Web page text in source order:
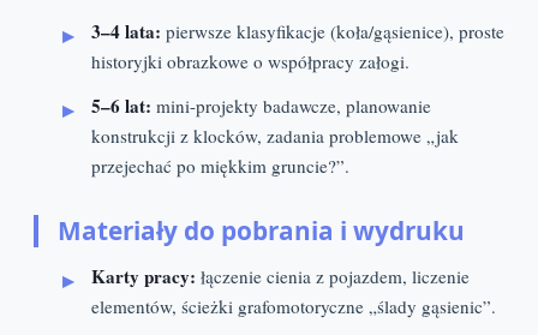
3–4 lata: pierwsze klasyfikacje (koła/gąsienice), proste
historyjki obrazkowe o współpracy załogi.
5–6 lat: mini-projekty badawcze, planowanie
konstrukcji z klocków, zadania problemowe „jak
przejechać po miękkim gruncie?”.
Materiały do pobrania i wydruku
Karty pracy: łączenie cienia z pojazdem, liczenie
elementów, ścieżki grafomotoryczne „ślady gąsienic”.